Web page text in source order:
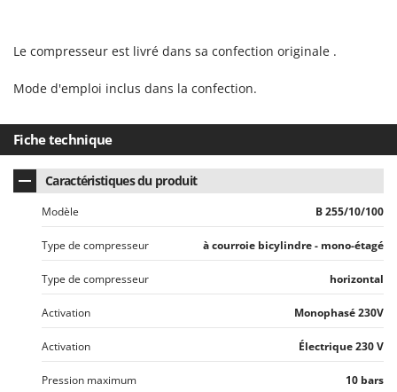
Zanon
ZGrills
Zodiac
Zomax
Le compresseur est livré dans sa confection originale .
Mode d'emploi inclus dans la confection.
Fiche technique
Caractéristiques du produit
Modèle B 255/10/100
Type de compresseur à courroie bicylindre - mono-étagé
Type de compresseur horizontal
Activation Monophasé 230V
Activation Électrique 230 V
Pression maximum 10 bars